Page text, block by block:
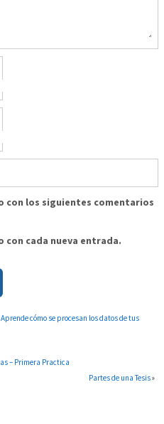
con los siguientes comentarios
cada nueva entrada.
Aprende cómo se procesan los datos de tus
– Primera Practica
Partes de una Tesis»